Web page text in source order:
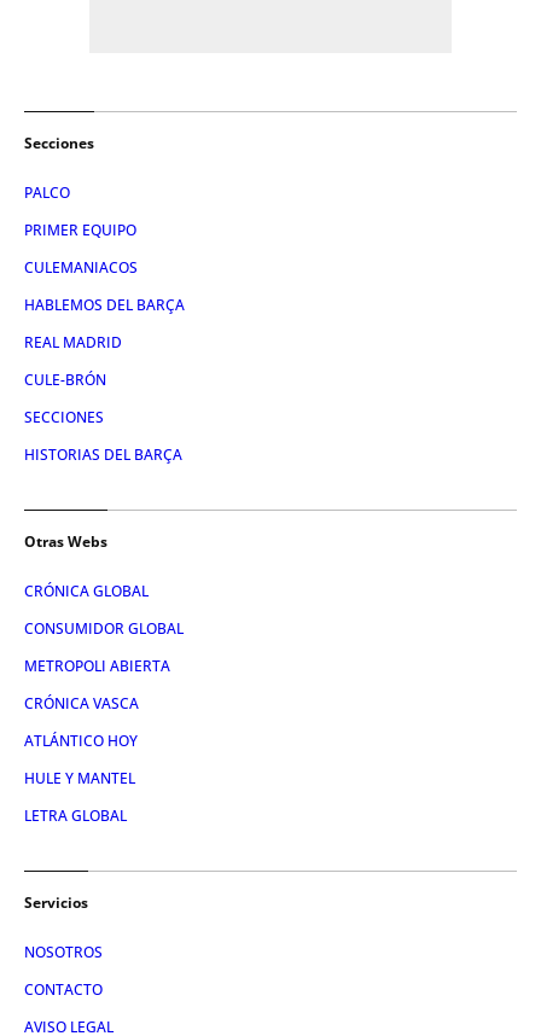
Secciones
PALCO
PRIMER EQUIPO
CULEMANIACOS
HABLEMOS DEL BARÇA
REAL MADRID
CULE-BRÓN
SECCIONES
HISTORIAS DEL BARÇA
Otras Webs
CRÓNICA GLOBAL
CONSUMIDOR GLOBAL
METROPOLI ABIERTA
CRÓNICA VASCA
ATLÁNTICO HOY
HULE Y MANTEL
LETRA GLOBAL
Servicios
NOSOTROS
CONTACTO
AVISO LEGAL